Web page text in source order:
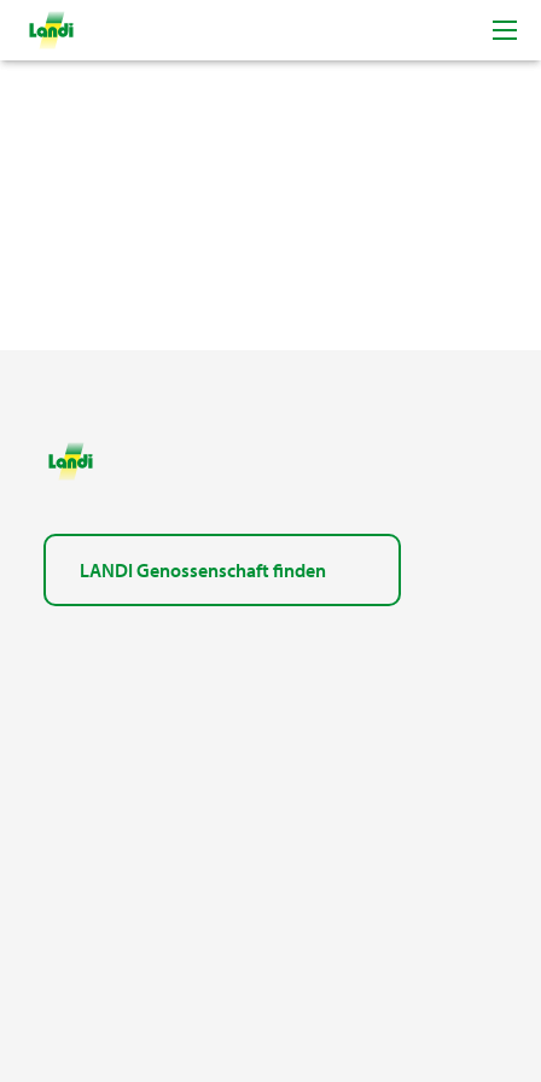
LANDI Genossenschaft finden